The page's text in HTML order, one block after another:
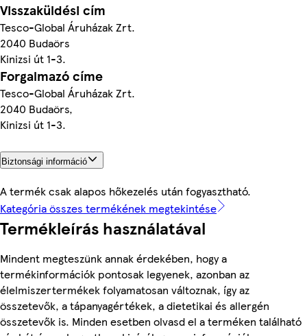
Visszaküldési cím
Tesco-Global Áruházak Zrt.
2040 Budaörs
Kinizsi út 1-3.
Forgalmazó címe
Tesco-Global Áruházak Zrt.
2040 Budaörs,
Kinizsi út 1-3.
Biztonsági információ
A termék csak alapos hőkezelés után fogyasztható.
Kategória összes termékének megtekintése
Termékleírás használatával
Mindent megteszünk annak érdekében, hogy a
termékinformációk pontosak legyenek, azonban az
élelmiszertermékek folyamatosan változnak, így az
összetevők, a tápanyagértékek, a dietetikai és allergén
összetevők is. Minden esetben olvasd el a terméken található